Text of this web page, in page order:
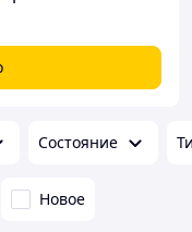
Состояние
Новое